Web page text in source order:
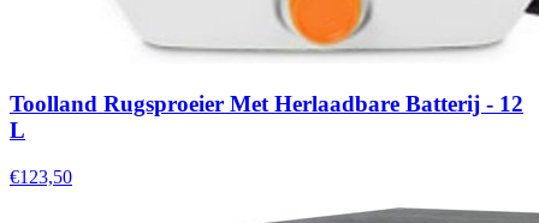
Toolland Rugsproeier Met Herlaadbare Batterij - 12
L
€123,50